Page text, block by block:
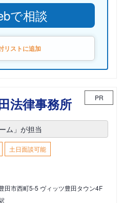
で相談
リストに追加
法律事務所 PR
ム」が担当
土日面談可能
田市西町5-5 ヴィッツ豊田タウン4F